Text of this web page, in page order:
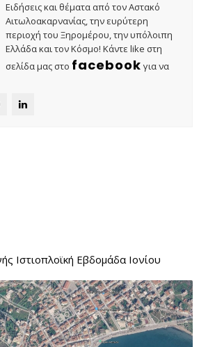
Ειδήσεις και θέματα από τον Αστακό
Αιτωλοακαρνανίας, την ευρύτερη
περιοχή του Ξηρομέρου, την υπόλοιπη
Ελλάδα και τον Κόσμο! Κάντε like στη
σελίδα μας στο facebook για να
Ιστιοπλοϊκή Εβδομάδα Ιονίου